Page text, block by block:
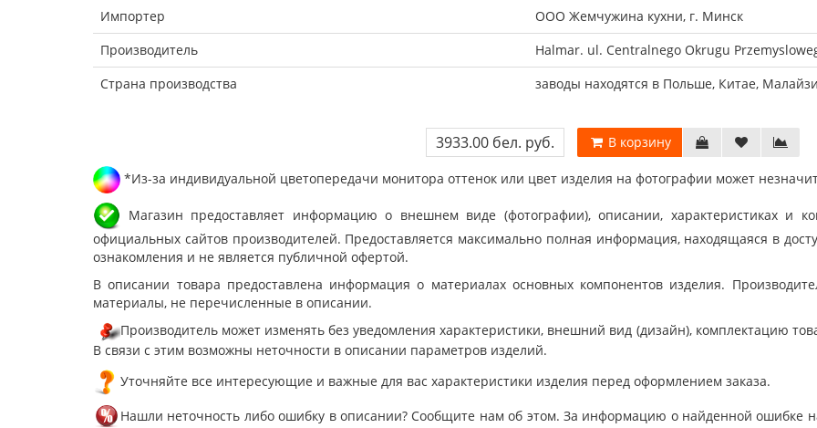
Импортер
ООО Жемчужина кухни, г. Минск
Производитель
Halmar. ul. Centralnego Okrugu
Страна производства
заводы находятся в Польше, Китае,
3933.00 бел. руб. В корзину
*Из-за индивидуальной цветопередачи монитора оттенок или цвет изделия на фотографии может
Магазин предоставляет информацию о внешнем виде (фотографии), описании, характеристиках и
официальных сайтов производителей. Предоставляется максимально полная информация, находящаяся в
ознакомления и не является публичной офертой.
В описании товара предоставлена информация о материалах основных компонентов изделия.
материалы, не перечисленные в описании.
Производитель может изменять без уведомления характеристики, внешний вид (дизайн), комплектацию
В связи с этим возможны неточности в описании параметров изделий.
Уточняйте все интересующие и важные для вас характеристики изделия перед оформлением заказа.
Нашли неточность либо ошибку в описании? Сообщите нам об этом. За информацию о найденной ошибке